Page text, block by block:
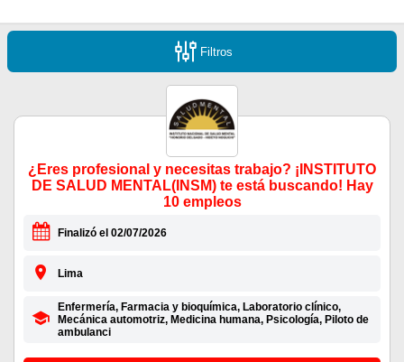
Filtros
¿Eres profesional y necesitas trabajo? ¡INSTITUTO
DE SALUD MENTAL(INSM) te está buscando! Hay
10 empleos
Finalizó el 02/07/2026
Lima
Enfermería, Farmacia y bioquímica, Laboratorio clínico,
Mecánica automotriz, Medicina humana, Psicología, Piloto de
ambulanci